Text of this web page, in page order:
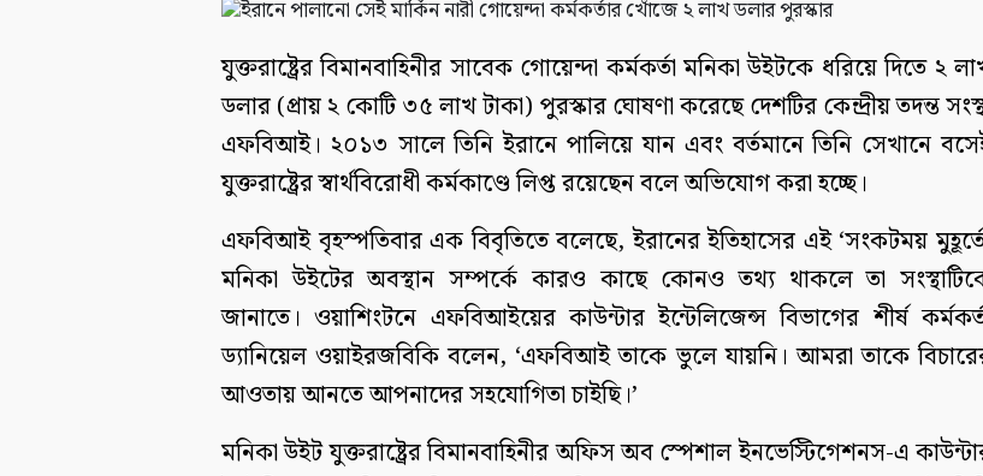
যুক্তরাষ্ট্রের বিমানবাহিনীর সাবেক গোয়েন্দা কর্মকর্তা মনিকা উইটকে ধরিয়ে দিতে ২
ডলার (প্রায় ২ কোটি ৩৫ লাখ টাকা) পুরস্কার ঘোষণা করেছে দেশটির কেন্দ্রীয় তদন্ত
এফবিআই। ২০১৩ সালে তিনি ইরানে পালিয়ে যান এবং বর্তমানে তিনি সেখানে
যুক্তরাষ্ট্রের স্বার্থবিরোধী কর্মকাণ্ডে লিপ্ত রয়েছেন বলে অভিযোগ করা হচ্ছে।
এফবিআই বৃহস্পতিবার এক বিবৃতিতে বলেছে, ইরানের ইতিহাসের এই ‘সংকটময়
মনিকা উইটের অবস্থান সম্পর্কে কারও কাছে কোনও তথ্য থাকলে তা
জানাতে। ওয়াশিংটনে এফবিআইয়ের কাউন্টার ইন্টেলিজেন্স বিভাগের শীর্ষ
ড্যানিয়েল ওয়াইরজবিকি বলেন, ‘এফবিআই তাকে ভুলে যায়নি। আমরা তাকে
আওতায় আনতে আপনাদের সহযোগিতা চাইছি।’
মনিকা উইট যুক্তরাষ্ট্রের বিমানবাহিনীর অফিস অব স্পেশাল ইনভেস্টিগেশনস-এ